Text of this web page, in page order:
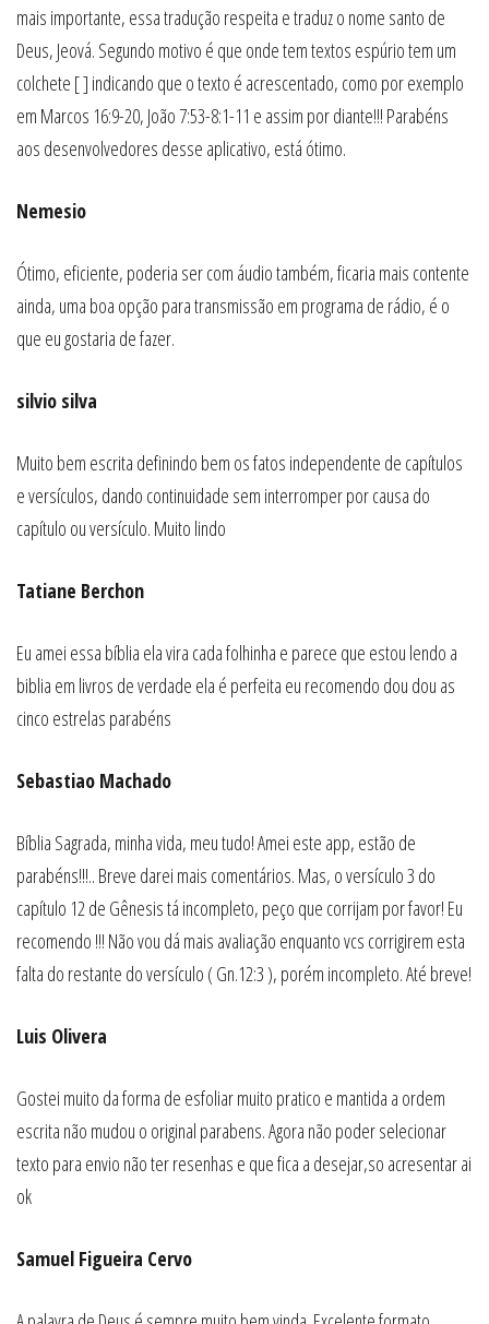
mais importante, essa tradução respeita e traduz o nome santo de
Deus, Jeová. Segundo motivo é que onde tem textos espúrio tem um
colchete [ ] indicando que o texto é acrescentado, como por exemplo
em Marcos 16:9-20, João 7:53-8:1-11 e assim por diante!!! Parabéns
aos desenvolvedores desse aplicativo, está ótimo.
Nemesio
Ótimo, eficiente, poderia ser com áudio também, ficaria mais contente
ainda, uma boa opção para transmissão em programa de rádio, é o
que eu gostaria de fazer.
silvio silva
Muito bem escrita definindo bem os fatos independente de capítulos
e versículos, dando continuidade sem interromper por causa do
capítulo ou versículo. Muito lindo
Tatiane Berchon
Eu amei essa bíblia ela vira cada folhinha e parece que estou lendo a
biblia em livros de verdade ela é perfeita eu recomendo dou dou as
cinco estrelas parabéns
Sebastiao Machado
Bíblia Sagrada, minha vida, meu tudo! Amei este app, estão de
parabéns!!!.. Breve darei mais comentários. Mas, o versículo 3 do
capítulo 12 de Gênesis tá incompleto, peço que corrijam por favor! Eu
recomendo !!! Não vou dá mais avaliação enquanto vcs corrigirem esta
falta do restante do versículo ( Gn.12:3 ), porém incompleto. Até breve!
Luis Olivera
Gostei muito da forma de esfoliar muito pratico e mantida a ordem
escrita não mudou o original parabens. Agora não poder selecionar
texto para envio não ter resenhas e que fica a desejar,so acresentar ai
ok
Samuel Figueira Cervo